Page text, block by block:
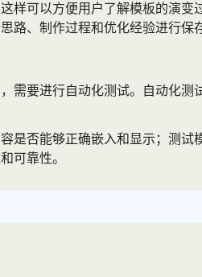
可以方便用户了解模板的演变
路、制作过程和优化经验进行保
需要进行自动化测试。自动化
是否能够正确嵌入和显示；测
可靠性。